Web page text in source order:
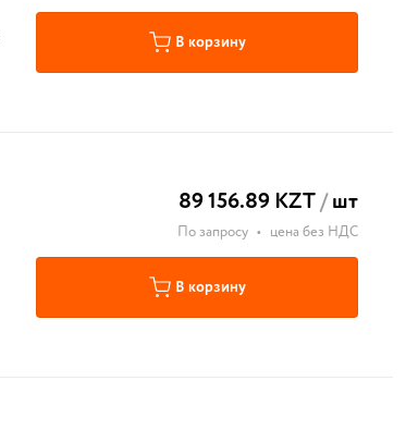
В корзину
89 156.89 KZT/шт
По запросу • цена без НДС
В корзину